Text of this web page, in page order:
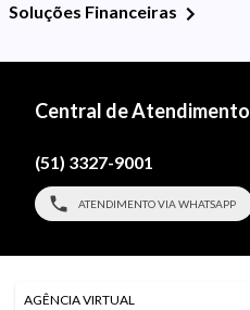
Soluções Financeiras
Central de Atendimento
(51) 3327-9001
ATENDIMENTO VIA WHATSAPP
AGÊNCIA VIRTUAL